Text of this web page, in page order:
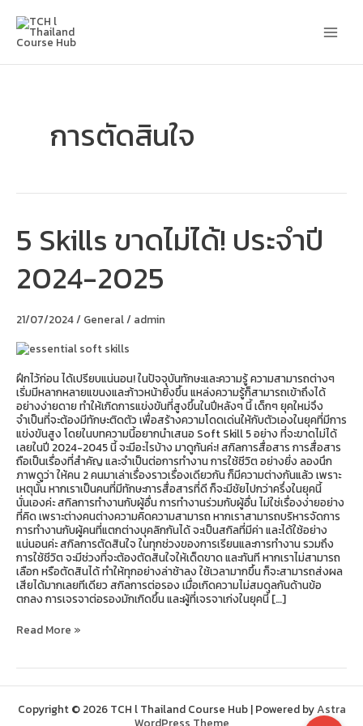
content
การตัดสินใจ
5 Skills ขาดไม่ได้! ประจำปี
2024-2025
21/07/2024/ General/ admin
ฝึกไว้ก่อน ได้เปรียบแน่นอน! ในปัจจุบันทักษะและความรู้ ความสามารถต่างๆ
เริ่มมีหลากหลายแขนงและก้าวหน้ายิ่งขึ้น แหล่งความรู้ก็สามารถเข้าถึงได้
อย่างง่ายดาย ทำให้เกิดการแข่งขันที่สูงขึ้นในปีหลังๆ นี้ เด็กๆ ยุคใหม่จึง
จำเป็นที่จะต้องมีทักษะติดตัว เพื่อสร้างความโดดเด่นให้กับตัวเองในยุคที่มีการ
แข่งขันสูง โดยในบทความนี้อยากนำเสนอ Soft Skill 5 อย่าง ที่จะขาดไม่ได้
เลยในปี 2024-2045 นี้ จะมีอะไรบ้าง มาดูกันค่ะ! สกิลการสื่อสาร การสื่อสาร
ถือเป็นเรื่องที่สำคัญ และจำเป็นต่อการทำงาน การใช้ชีวิต อย่างยิ่ง ลองนึก
ภาพดูว่า ให้คน 2 คนมาเล่าเรื่องราวเรื่องเดียวกัน ก็มีความต่างกันแล้ว เพราะ
เหตุนั้น หากเราเป็นคนที่มีทักษะการสื่อสารที่ดี ก็จะมีชัยไปกว่าครึ่งในยุคนี้
นั่นเองค่ะ สกิลการทำงานกับผู้อื่น การทำงานร่วมกับผู้อื่น ไม่ใช่เรื่องง่ายอย่าง
ที่คิด เพราะต่างคนต่างความคิดความสามารถ หากเราสามารถบริหารจัดการ
การทำงานกับผู้คนที่แตกต่างบุคลิกกันได้ จะเป็นสกิลที่มีค่า และได้ใช้อย่าง
แน่นอนค่ะ สกิลการตัดสินใจ ในทุกช่วงของการเรียนและการทำงาน รวมถึง
การใช้ชีวิต จะมีช่วงที่จะต้องตัดสินใจให้เด็ดขาด และทันที หากเราไม่สามารถ
เลือก หรือตัดสินได้ ทำให้ทุกอย่างล่าช้าลง ใช้เวลามากขึ้น ก็จะสามารถส่งผล
เสียได้มากเลยทีเดียว สกิลการต่อรอง เมื่อเกิดความไม่สมดุลกันด้านข้อ
ตกลง การเจรจาต่อรองมักเกิดขึ้น และผู้ที่เจรจาเก่งในยุคนี้ […]
Skills
ขาด
ไม่
ได้!
2024-
Read More »
Copyright © 2026 TCH l Thailand Course Hub | Powered byAstra
WordPress Theme